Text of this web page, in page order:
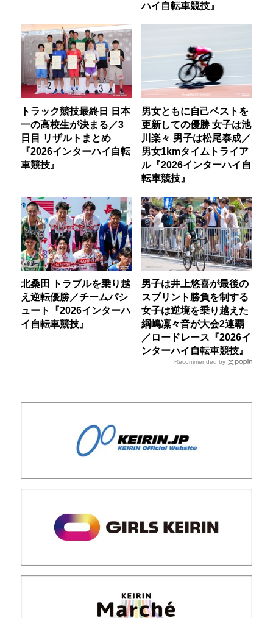
ハイ自転車競技』
トラック競技最終日 日本
一の高校生が決まる／3
日目 リザルトまとめ
『2026インターハイ自転
車競技』
男女ともに自己ベストを
更新しての優勝 女子は池
川楽々 男子は松尾泰成／
男女1kmタイムトライア
ル『2026インターハイ自
転車競技』
北桑田 トラブルを乗り越
え逆転優勝／チームパシ
ュート『2026インターハ
イ自転車競技』
男子は井上悠喜が最後の
スプリント勝負を制する
女子は逆境を乗り越えた
綱嶋凜々音が大会2連覇
／ロードレース『2026イ
ンターハイ自転車競技』
Recommended by